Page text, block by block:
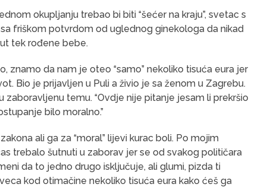
okupljanju trebao bi biti “šećer na kraju”, svetac s
friškom potvrdom od uglednog ginekologa da nikad
tek rođene bebe.
znamo da nam je oteo “samo” nekoliko tisuća eura jer
Bio je prijavljen u Puli a živio je sa ženom u Zagrebu.
temu. “Ovdje nije pitanje jesam li prekršio
bilo moralno.”
ali ga za “moral” lijevi kurac boli. Po mojim
trebalo šutnuti u zaborav jer se od svakog političara
da to jedno drugo isključuje, ali glumi, pizda ti
kod otimačine nekoliko tisuća eura kako ćeš ga